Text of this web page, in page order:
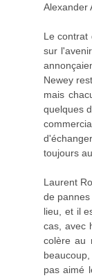
Alexander
Le contrat
sur
Newey
mais
quelques
toujours
Laurent
de
lieu, et il
cas, avec
colère au
pas aimé